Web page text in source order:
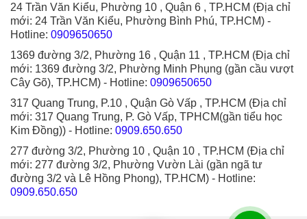
24 Trần Văn Kiểu, Phường 10 , Quận 6 , TP.HCM (Địa chỉ
mới: 24 Trần Văn Kiểu, Phường Bình Phú, TP.HCM) -
Hotline: 0909650650
1369 đường 3/2, Phường 16 , Quận 11 , TP.HCM (Địa chỉ
mới: 1369 đường 3/2, Phường Minh Phụng (gần cầu vượt
Cây Gõ), TP.HCM) - Hotline: 0909650650
317 Quang Trung, P.10 , Quận Gò Vấp , TP.HCM (Địa chỉ
mới: 317 Quang Trung, P. Gò Vấp, TPHCM(gần tiểu học
Kim Đồng)) - Hotline: 0909.650.650
277 đường 3/2, Phường 10 , Quận 10 , TP.HCM (Địa chỉ
mới: 277 đường 3/2, Phường Vườn Lài (gần ngã tư
đường 3/2 và Lê Hồng Phong), TP.HCM) - Hotline:
0909.650.650